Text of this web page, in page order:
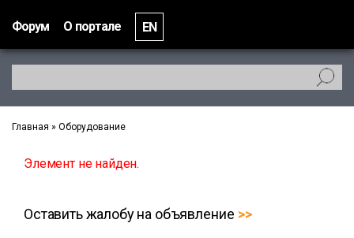
Форум О портале EN
Главная » Оборудование
Элемент не найден.
Оставить жалобу на объявление